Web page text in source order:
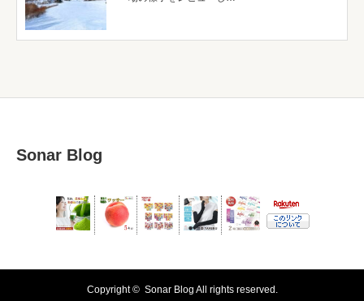
Sonar Blog
Copyright © Sonar Blog All rights reserved.